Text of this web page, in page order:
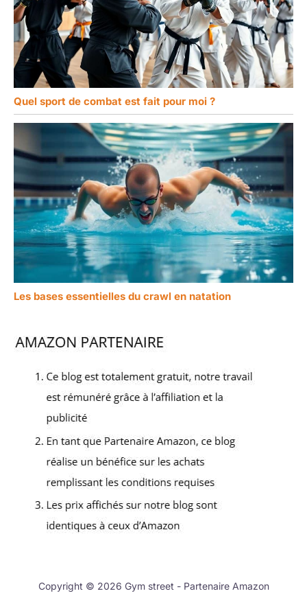
Quel sport de combat est fait pour moi ?
Les bases essentielles du crawl en natation
Copyright © 2026 Gym street - Partenaire Amazon